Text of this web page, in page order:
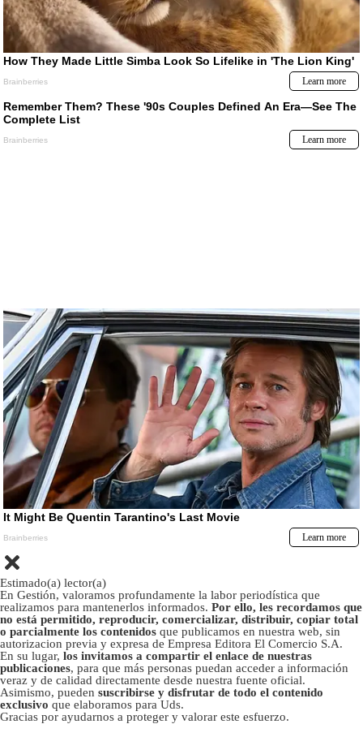
Estimado(a) lector(a)
En Gestión, valoramos profundamente la labor periodística que
realizamos para mantenerlos informados. Por ello, les recordamos que
no está permitido, reproducir, comercializar, distribuir, copiar total
o parcialmente los contenidos que publicamos en nuestra web, sin
autorizacion previa y expresa de Empresa Editora El Comercio S.A.
En su lugar, los invitamos a compartir el enlace de nuestras
publicaciones, para que más personas puedan acceder a información
veraz y de calidad directamente desde nuestra fuente oficial.
Asimismo, pueden suscribirse y disfrutar de todo el contenido
exclusivo que elaboramos para Uds.
Gracias por ayudarnos a proteger y valorar este esfuerzo.